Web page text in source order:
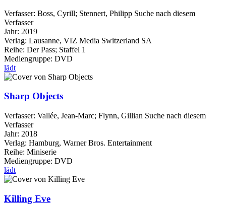
Verfasser: Boss, Cyrill; Stennert, Philipp Suche nach diesem
Verfasser
Jahr: 2019
Verlag: Lausanne, VIZ Media Switzerland SA
Reihe: Der Pass; Staffel 1
Mediengruppe: DVD
lädt
Sharp Objects
Verfasser: Vallée, Jean-Marc; Flynn, Gillian Suche nach diesem
Verfasser
Jahr: 2018
Verlag: Hamburg, Warner Bros. Entertainment
Reihe: Miniserie
Mediengruppe: DVD
lädt
Killing Eve